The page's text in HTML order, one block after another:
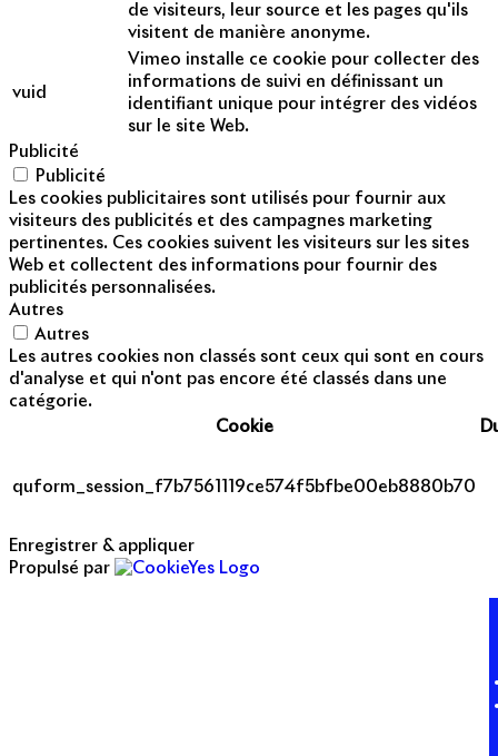
de visiteurs, leur source et les pages qu'ils
visitent de manière anonyme.
vuid
Vimeo installe ce cookie pour collecter des
informations de suivi en définissant un
identifiant unique pour intégrer des vidéos
sur le site Web.
Publicité
Publicité
Les cookies publicitaires sont utilisés pour fournir aux
visiteurs des publicités et des campagnes marketing
pertinentes. Ces cookies suivent les visiteurs sur les sites
Web et collectent des informations pour fournir des
publicités personnalisées.
Autres
Autres
Les autres cookies non classés sont ceux qui sont en cours
d'analyse et qui n'ont pas encore été classés dans une
catégorie.
Cookie
quform_session_f7b7561119ce574f5bfbe00eb8880b70
Enregistrer & appliquer
Propulsé par